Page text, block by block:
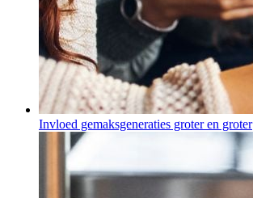
Invloed gemaksgeneraties groter en groter